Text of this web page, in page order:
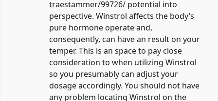
traestammer/99726/ potential into
perspective. Winstrol affects the body’s
pure hormone operate and,
consequently, can have an result on your
temper. This is an space to pay close
consideration to when utilizing Winstrol
so you presumably can adjust your
dosage accordingly. You should not have
any problem locating Winstrol on the